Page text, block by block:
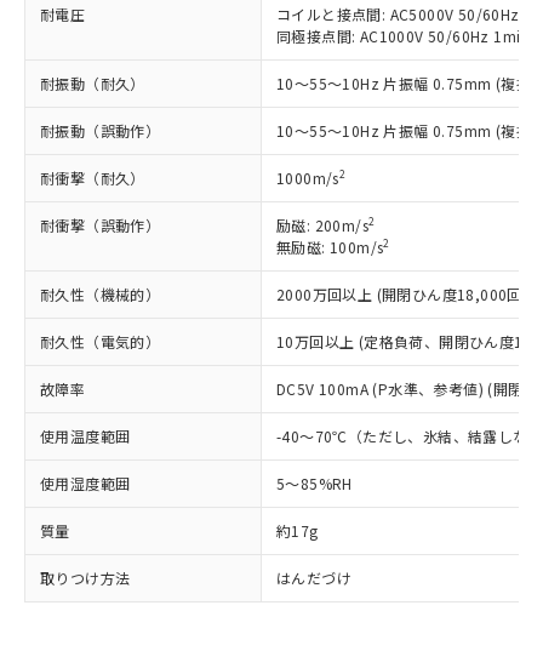
耐電圧
コイルと接点間: AC5000V 50/60Hz
同極接点間: AC1000V 50/60Hz 1min
耐振動（耐久） 10～55～10Hz 片振幅 0.75mm (複振
耐振動（誤動作） 10～55～10Hz 片振幅 0.75mm (複振
耐衝撃（耐久） 1000m/s2
耐衝撃（誤動作） 励磁: 200m/s2
無励磁: 100m/s2
耐久性（機械的） 2000万回以上 (開閉ひん度18,000回/h)
耐久性（電気的） 10万回以上 (定格負荷、開閉ひん度
故障率 DC5V 100mA (P水準、参考値) (開閉
使用温度範囲 -40～70℃（ただし、氷結、結露しな
使用湿度範囲 5～85%RH
質量 約17g
取りつけ方法 はんだづけ
タに基づき作成されるものであり、閲
覧された時点での実際の在庫および標
準価格とは異なる場合があることをご
正式な納期状況および標準価格はお客
様のお取引先、またはお客様担当のオ
ムロン制御機器販売店・当社販売員に
ご相談ください。
オムロン制御機器販売店や当社販売拠
販売ネットワーク
」をご確認
在庫状況および標準価格結果を当社の
事前の承諾なく第三者に漏洩または開
示しないようお願いします。
マイパーツ機能（部品リスト作成サー
ビス）をご利用いただくには、I-Web
メンバーズにご登録されている必要が
お客様が当ウェブサイト上で当社にご
登録された部品リストについて、当社
および当社の共同利用者が、当社の製
品・サービスに関するお客様との取
引・商談に必要な範囲で利用すること
をご了承ください。
鉛(Pb) 1000ppm以下、 水銀(Hg) 1000ppm以下、 カド
六価クロム(Cr(Ⅵ)) 1000ppm以下、ポリ臭化ビフェニル
類(PBB) 1000ppm以下、ポリ臭化ジフェニルエーテル類
(PBDE) 1000ppm以下、フタル酸ビス(2-エチルヘキシ
ル) (DEHP)(別名：DOP) 1000ppm以下、フタル酸ブチ
ルベンジル（BBP） 1000ppm以下、フタル酸ジブチル
（DBP） 1000ppm以下、フタル酸ジイソブチル
(DIBP) 1000ppm以下
但し、RoHS指令で産業用監視および制御機器に対する
フタル酸エステル類の４物質については閾値を超える意
図的な使用がないことを確認しています。
部品在庫の切り替え状況などにより、予定
月が前後することがあります。
※3 非含有証明書ダウンロード
下記の非含有証明書をダウンロードするこ
とができます。
*中国RoHS10物質の基準値 (GB/T26572)：
Pb(鉛) :1000ppm、 Hg(水銀) : 1000ppm、 Cd(カドミウ
Cr(Ⅵ)(六価クロム) : 1000ppm、 PBBs(ポリ臭化ビフェ
DBP(フタル酸ジブチル) : 1000ppm、 DIBP(フタル酸ジ
イソブチル) : 1000ppm、 BBP(フタル酸ブチルベンジ
ル) : 1000ppm、
DEHP(フタル酸ビス(2-エチルヘキシル)) : 1000ppm
※2 環境保護使用期限
「ｅ」：有害物質（10物質）のすべてが基
準値以下であることを示します。
「10」：通常の使用状況下において有害物
質が外部に漏えいし、環境に深刻な影響を
及ぼさない年数を意味します。
「－」：未確認です。当社販売部門へお問
または国外への提供する場合は、日本
国政府の輸出許可(または役務取引許
可)を取得するなどの必要な手続きを
当社は規制貨物を破棄する場合は、完
全に破砕するなど、違法に輸出されな
いよう必要な手段を講じます。
当社は貴社製品を、核兵器、ミサイ
ル、化学兵器、生物兵器またはその他
武器並びにこれらの製造装置等に一切
使用いたしません。
当社は、貴社製品を第三者に販売する
場合は、上記1、2および3の内容を当
該第三者に通知します。また当社は、
販売先および販売に係わる関係者が違
法に輸出するおそれがある場合は、取
り引きをいたしません。
キャンセル
一定数以上の在庫あり
一定数には満たないが在庫あり
－
在庫なし(最新の在庫状況につ
いては、お客様のお取引先、ま
たはお客様担当のオムロン制御
機器販売店・当社販売員にご確
認ください)
受注生産機種、また在庫状況の
情報を公開していない機種